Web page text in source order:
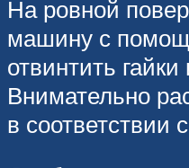
На ровной
машину с
отвинтить
Внимательно
в соответствии